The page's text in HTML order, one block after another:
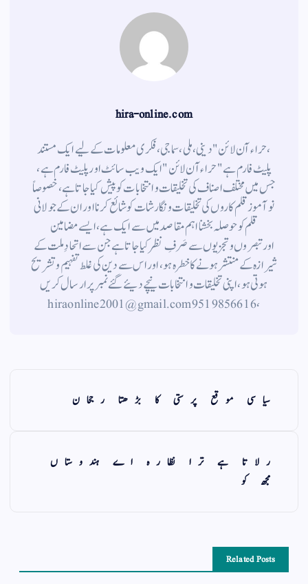
hira-online.com
،حراء آن لائن" دینی ، ملی ، سماجی ، فکری معلومات کے لیے ایک مستند
پلیٹ فارم ہے " حراء آن لائن " ایک ویب سائٹ اور پلیٹ فارم ہے ،
جس میں مختلف اصناف کی تخلیقات و انتخابات کو پیش کیا جاتا ہے ، خصوصاً
نوآموز قلم کاروں کی تخلیقات و نگارشات کو شائع کرنا اور ان کے جولانی
قلم کوحوصلہ بخشنا اہم مقاصد میں سے ایک ہے ، ایسے مضامین
اورتبصروں وتجزیوں سے صَرفِ نظر کیا جاتاہے جن سے اتحادِ ملت کے
شیرازہ کے منتشر ہونے کاخطرہ ہو ، اور اس سے دین کی غلط تفہیم وتشریح
ہوتی ہو، اپنی تخلیقات و انتخابات نیچے دیئے گئے نمبر پر ارسال کریں
، 9519856616 hiraonline2001@gmail.com
سیاسی موقع پرستی کا بڑھتا رجحان
رلاتا ہے ترا نظارہ اے ہندوستاں
مجھ کو
Related Posts